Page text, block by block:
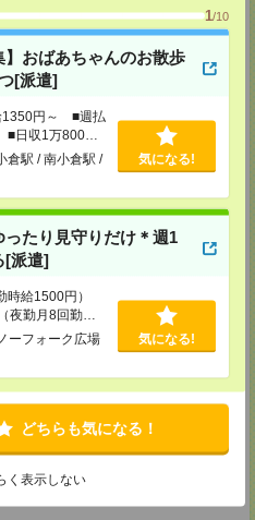
1/10
】おばあちゃんのお散歩
[派遣]
1350円～ ■週払
日収1万800円
倉駅 / 南小倉駅 /
気になる!
ったり見守りだけ＊週1
[派遣]
時給1500円）
夜勤月8回勤務
ーフォーク広場
気になる!
どちらも気になる！
く表示しない
3号 神戸ハーバーランドセンタービ
号 広島興銀ビル11階
ジブラルタ生命松山ビル8階
号 第6ガーデンビル2階